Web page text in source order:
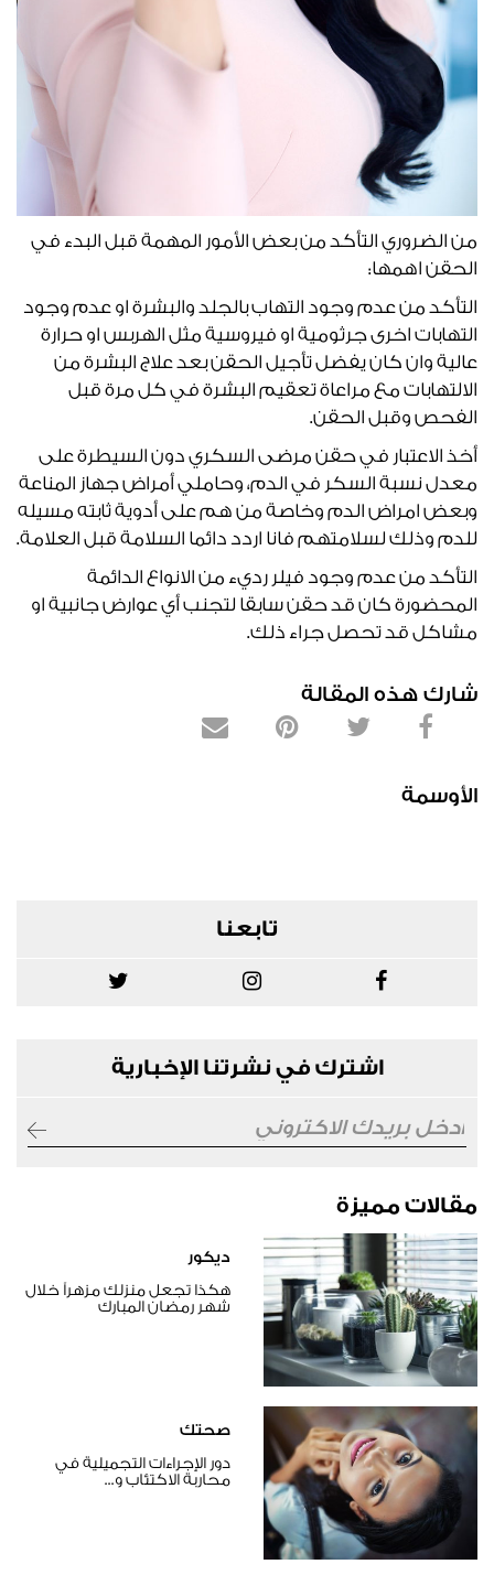
من الضروري التأكد من بعض الأمور المهمة قبل البدء في
الحقن اهمها:
التأكد من عدم وجود التهاب بالجلد والبشرة او عدم وجود
التهابات اخرى جرثومية او فيروسية مثل الهربس او حرارة
عالية وان كان يفضل تأجيل الحقن بعد علاج البشرة من
الالتهابات مع مراعاة تعقيم البشرة في كل مرة قبل
الفحص وقبل الحقن.
أخذ الاعتبار في حقن مرضى السكري دون السيطرة على
معدل نسبة السكر في الدم، وحاملي أمراض جهاز المناعة
وبعض امراض الدم وخاصة من هم على أدوية ثابته مسيله
للدم وذلك لسلامتهم فانا اردد دائما السلامة قبل العلامة.
التأكد من عدم وجود فيلر رديء من الانواع الدائمة
المحضورة كان قد حقن سابقا لتجنب أي عوارض جانبية او
مشاكل قد تحصل جراء ذلك.
شارك هذه المقالة
الأوسمة
تابعنا
اشترك في نشرتنا الإخبارية
مقالات مميزة
ديكور
هكذا تجعل منزلك مزهراً خلال
شهر رمضان المبارك
صحتك
دور الإجراءات التجميلية في
محاربة الاكتئاب و...